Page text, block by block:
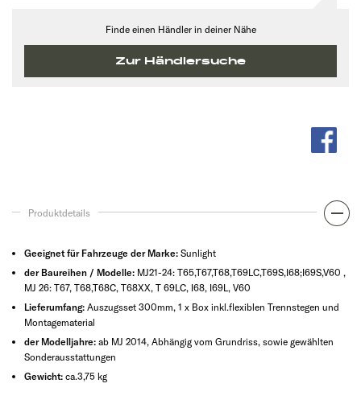
Finde einen Händler in deiner Nähe
Zur Händlersuche
Produktdetails
Geeignet für Fahrzeuge der Marke: Sunlight
der Baureihen / Modelle: MJ21-24: T65,T67,T68,T69LC,T69S,I68;I69S,V60 ,
MJ 26: T67, T68,T68C, T68XX, T 69LC, I68, I69L, V60
Lieferumfang: Auszugsset 300mm, 1 x Box inkl.flexiblen Trennstegen und
Montagematerial
der Modelljahre: ab MJ 2014, Abhängig vom Grundriss, sowie gewählten
Sonderausstattungen
Gewicht: ca.3,75 kg